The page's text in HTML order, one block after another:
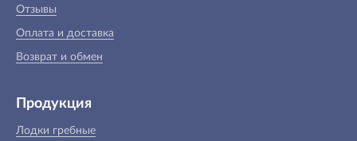
Отзывы
Оплата и доставка
Возврат и обмен
Продукция
Лодки гребные